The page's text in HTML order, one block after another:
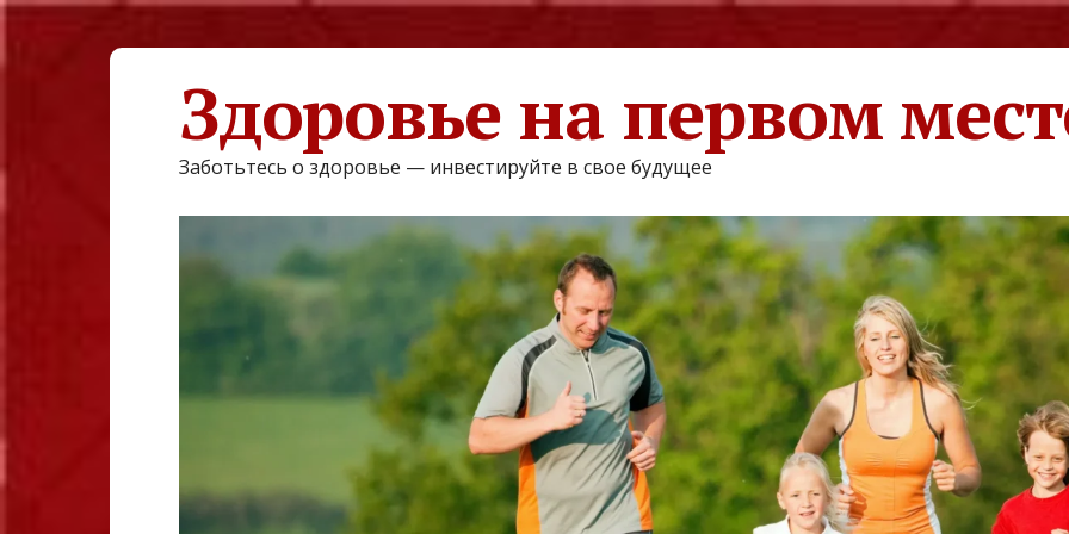
Здоровье на первом
Заботьтесь о здоровье — инвестируйте в свое будущее